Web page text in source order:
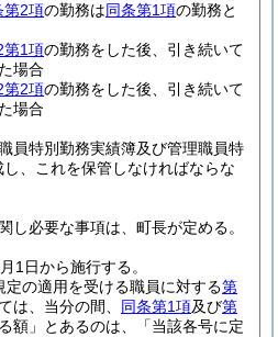
第2項の勤務は同条第1項の勤務と
第1項の勤務をした後、引き続いて
場合
第2項の勤務をした後、引き続いて
場合
員特別勤務実績簿及び管理職員特
、これを保管しなければならな
し必要な事項は、町長が定める。
1日から施行する。
定の適用を受ける職員に対する第
は、当分の間、 同条第1項及び第
額」とあるのは、「当該各号に定